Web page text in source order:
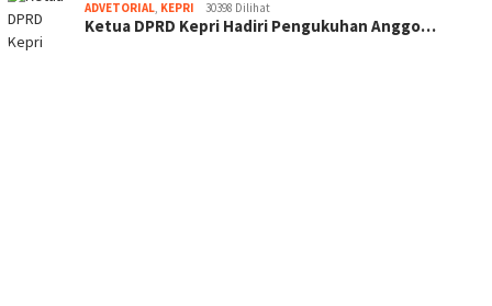
ADVETORIAL, KEPRI 30398 Dilihat
Ketua DPRD Kepri Hadiri Pengukuhan Anggo…